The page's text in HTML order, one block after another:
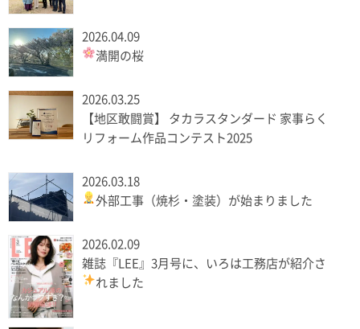
2026.04.09
満開の桜
2026.03.25
【地区敢闘賞】 タカラスタンダード 家事らく
リフォーム作品コンテスト2025
2026.03.18
外部工事（焼杉・塗装）が始まりました
2026.02.09
雑誌『LEE』3月号に、いろは工務店が紹介さ
れました